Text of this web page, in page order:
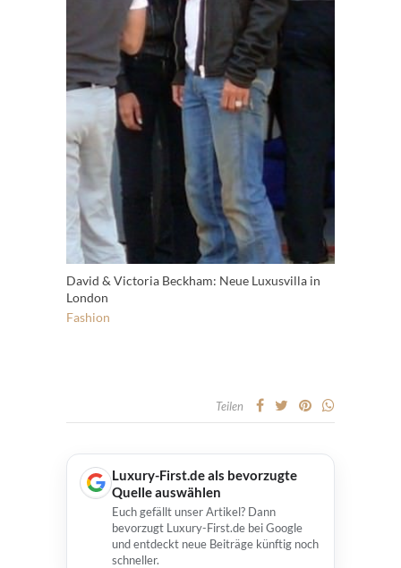
David & Victoria Beckham: Neue Luxusvilla in
London
Fashion
Teilen
Luxury-First.de als bevorzugte
Quelle auswählen
Euch gefällt unser Artikel? Dann
bevorzugt Luxury-First.de bei Google
und entdeckt neue Beiträge künftig noch
schneller.